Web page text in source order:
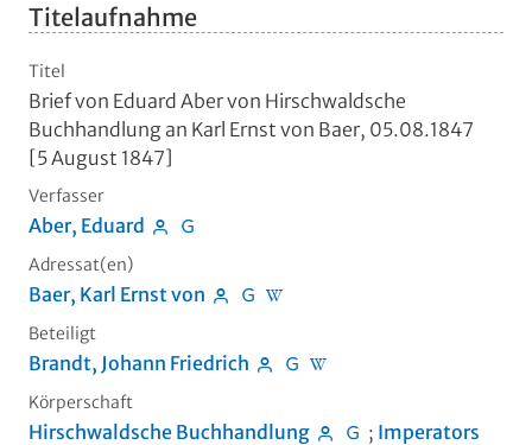
Titelaufnahme
Titel
Brief von Eduard Aber von Hirschwaldsche
Buchhandlung an Karl Ernst von Baer, 05.08.1847
[5 August 1847]
Verfasser
Aber, Eduard
Adressat(en)
Baer, Karl Ernst von
Beteiligt
Brandt, Johann Friedrich
Körperschaft
Hirschwaldsche Buchhandlung ; Imperators